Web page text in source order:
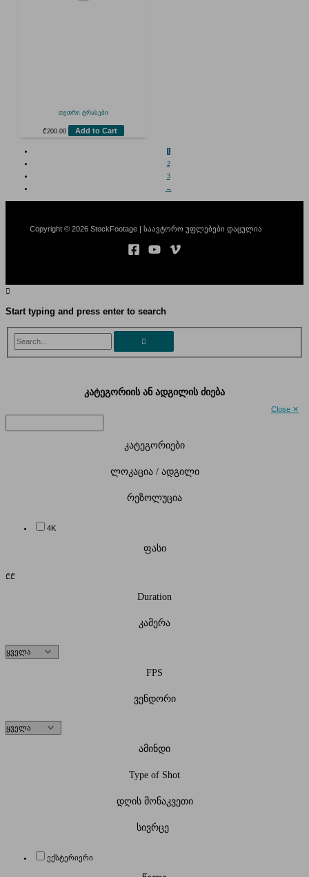
თეთრი ტრასები
₾200.00 Add to Cart
1
2
3
→
Copyright © 2026 StockFootage | საავტორო უფლებები დაცულია
Start typing and press enter to search
Search...
Close ✕
კატეგორიის ან ადგილის ძიება
კატეგორიები
ლოკაცია / ადგილი
რეზოლუცია
4K
ფასი
₾₾
Duration
კამერა
FPS
ვენდორი
ამინდი
Type of Shot
დღის მონაკვეთი
სივრცე
ექსტერიერი